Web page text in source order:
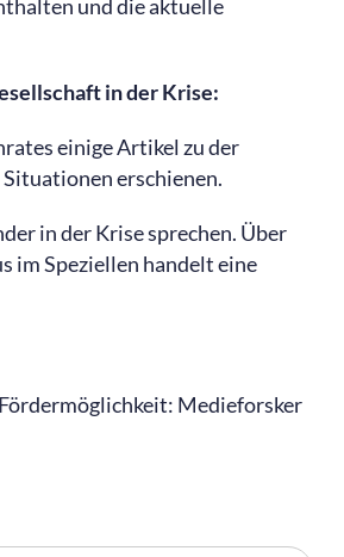
und die aktuelle
in der Krise:
einige Artikel zu der
erschienen.
in der Krise sprechen. Über
im Speziellen handelt eine
Medieforsker